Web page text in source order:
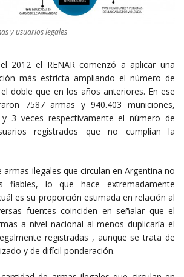
y usuarios legales
2012 el RENAR comenzó a aplicar una
más estricta ampliando el número de
doble que en los años anteriores. En ese
7587 armas y 940.403 municiones,
3 veces respectivamente el número de
registrados que no cumplían la
armas ilegales que circulan en Argentina no
fiables, lo que hace extremadamente
es su proporción estimada en relación al
fuentes coinciden en señalar que el
a nivel nacional al menos duplicaría el
registradas , aunque se trata de
y de difícil ponderación.